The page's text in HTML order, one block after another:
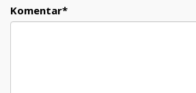
Komentar*